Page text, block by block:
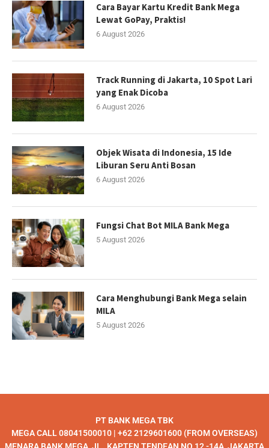
Cara Bayar Kartu Kredit Bank Mega
Lewat GoPay, Praktis!
6 August 2026
Track Running di Jakarta, 10 Spot Lari
yang Enak Dicoba
6 August 2026
Objek Wisata di Indonesia, 15 Ide
Liburan Seru Anti Bosan
6 August 2026
Fungsi Chat Bot MILA Bank Mega
5 August 2026
Cara Menghubungi Bank Mega selain
MILA
5 August 2026
PT BANK MEGA TBK
MEGA CALL 08041500010 | +62 2129601600 (FROM OVERSEAS)
MENARA BANK MEGA, JL , KAPTEN TENDEAN NO 12 -14A, JAKARTA